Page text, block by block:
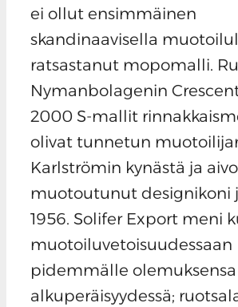
ei ollut ensimmäinen
skandinaavisella
ratsastanut mopomalli.
Nymanbolagenin
2000 S-mallit
olivat tunnetun
Karlströmin kynästä ja
muotoutunut designikoni
1956. Solifer Export meni
muotoiluvetoisuudessaan
pidemmälle olemuksensa
alkuperäisyydessä;